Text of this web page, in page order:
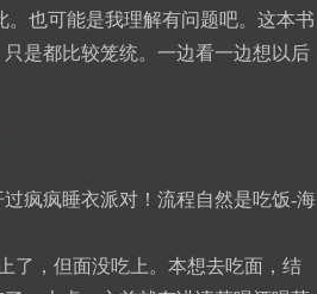
也可能是我理解有问题吧。这本书
是都比较笼统。一边看一边想以后
疯疯睡衣派对！流程自然是吃饭-海
了，但面没吃上。本想去吃面，结